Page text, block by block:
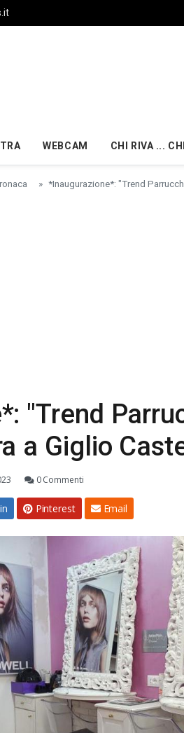
WEBCAM CHI RIVA ...
*Inaugurazione*: "Trend
"Trend
a Giglio
0 Commenti
Pinterest Email